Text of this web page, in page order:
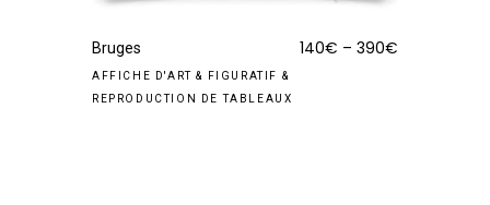
Bruges 140€ – 390€
AFFICHE D'ART & FIGURATIF &
REPRODUCTION DE TABLEAUX